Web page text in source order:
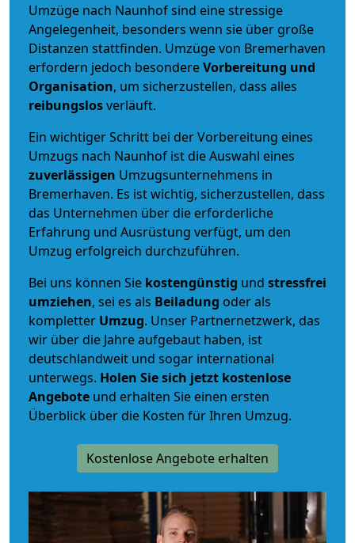
Umzüge nach Naunhof sind eine stressige
Angelegenheit, besonders wenn sie über große
Distanzen stattfinden. Umzüge von Bremerhaven
erfordern jedoch besondereVorbereitung und
Organisation, um sicherzustellen, dass alles
reibungslosverläuft.
Ein wichtiger Schritt bei der Vorbereitung eines
Umzugs nach Naunhof ist die Auswahl eines
zuverlässigen Umzugsunternehmens in
Bremerhaven. Es ist wichtig, sicherzustellen, dass
das Unternehmen über die erforderliche
Erfahrung und Ausrüstung verfügt, um den
Umzug erfolgreich durchzuführen.
Bei uns können Sie kostengünstig und stressfrei
umziehen, sei es als Beiladung oder als
kompletter Umzug. Unser Partnernetzwerk, das
wir über die Jahre aufgebaut haben, ist
deutschlandweit und sogar international
unterwegs. Holen Sie sich jetzt kostenlose
Angebote und erhalten Sie einen ersten
Überblick über die Kosten für Ihren Umzug.
Kostenlose Angebote erhalten